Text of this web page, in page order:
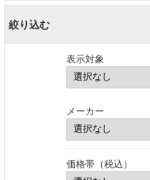
絞り込む
表示対象
メーカー
価格帯（税込）